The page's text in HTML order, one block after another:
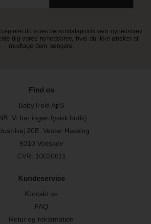
du vores persondatapolitik vedr. nyhedsbrev
dig vores nyhedsbrev, hvis du ikke ønsker at
modtage dem længere.
Find os
BabyTrold ApS
Vi har ingen fysisk butik)
20E, Vester Hassing
9310 Vodskov
CVR: 10020611
Kundeservice
Kontakt os
FAQ
Retur og reklamation